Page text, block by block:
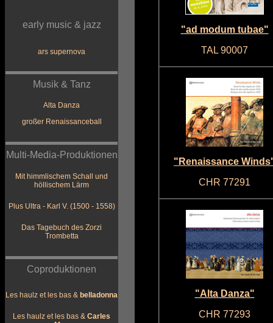
"ad modum tubae"
TAL 90007
"Renaissance
CHR 77291
"Alta Danza"
CHR 77293
early music & jazz
ars supernova
Musik & Tanz
Alta Danza
großer Renaissanceball
Multi-Media-Produktionen
Mit himmlischem Schall und
höllischem Lärm
Plus Ultra - Karl V. (1500 - 1558)
Das Tagebuch des Zorzi
Trombetta
Coproduktionen
Les haulz et les bas & belladonna
Les haulz et les bas & Carles